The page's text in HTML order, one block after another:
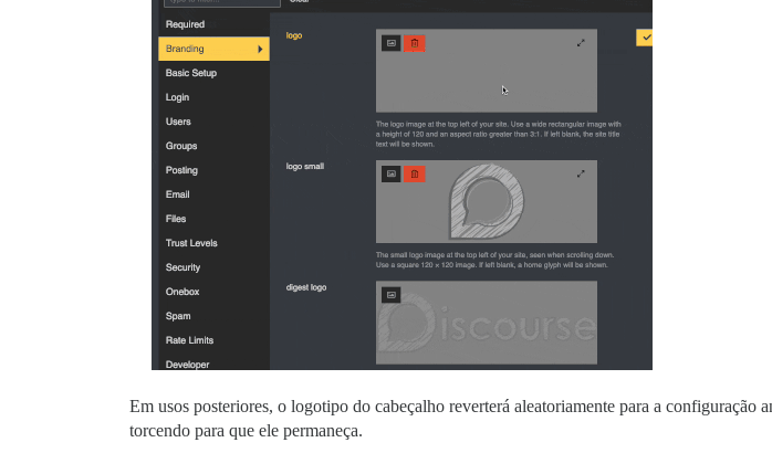
Em usos posteriores, o logotipo do cabeçalho reverterá aleatoriamente para a
torcendo para que ele permaneça.